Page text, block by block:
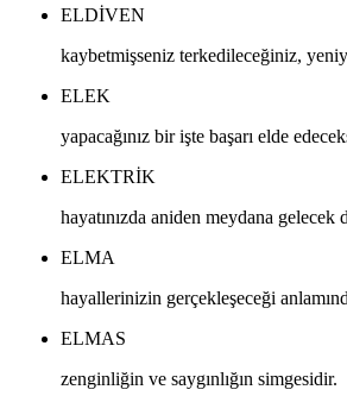
ELDIVEN
kaybetmişseniz terkedileceğiniz,
ELEK
yapacağınız bir işte başarı elde
ELEKTRIK
hayatınızda aniden meydana gelecek
ELMA
hayallerinizin gerçekleşeceği
ELMAS
zenginliğin ve saygınlığın simgesidir.